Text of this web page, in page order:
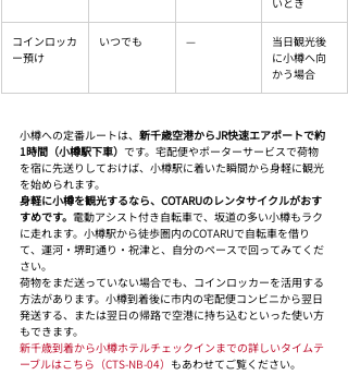
コインロッカ
ー預け
いつでも —
当日観光後
に小樽へ向
かう場合
小樽への定番ルートは、 新千歳空港からJR快速エアポートで約
1時間（小樽駅下車） です。宅配便やポーターサービスで荷物
を宿に先送りしておけば、小樽駅に着いた瞬間から身軽に観光
を始められます。
身軽に小樽を観光するなら、COTARUのレンタサイクルがおす
すめです。 電動アシスト付き自転車で、坂道の多い小樽もラク
に走れます。小樽駅から徒歩圏内のCOTARUで自転車を借り
て、運河・堺町通り・祝津と、自分のペースで回ってみてくだ
さい。
荷物をまだ送っていない場合でも、コインロッカーを活用する
方法があります。小樽到着後に市内の宅配便コンビニから翌日
発送する、または翌日の帰路で空港に持ち込むといった使い方
もできます。
新千歳到着から小樽ホテルチェックインまでの詳しいタイムテ
ーブルはこちら（CTS-NB-04） もあわせてご覧ください。